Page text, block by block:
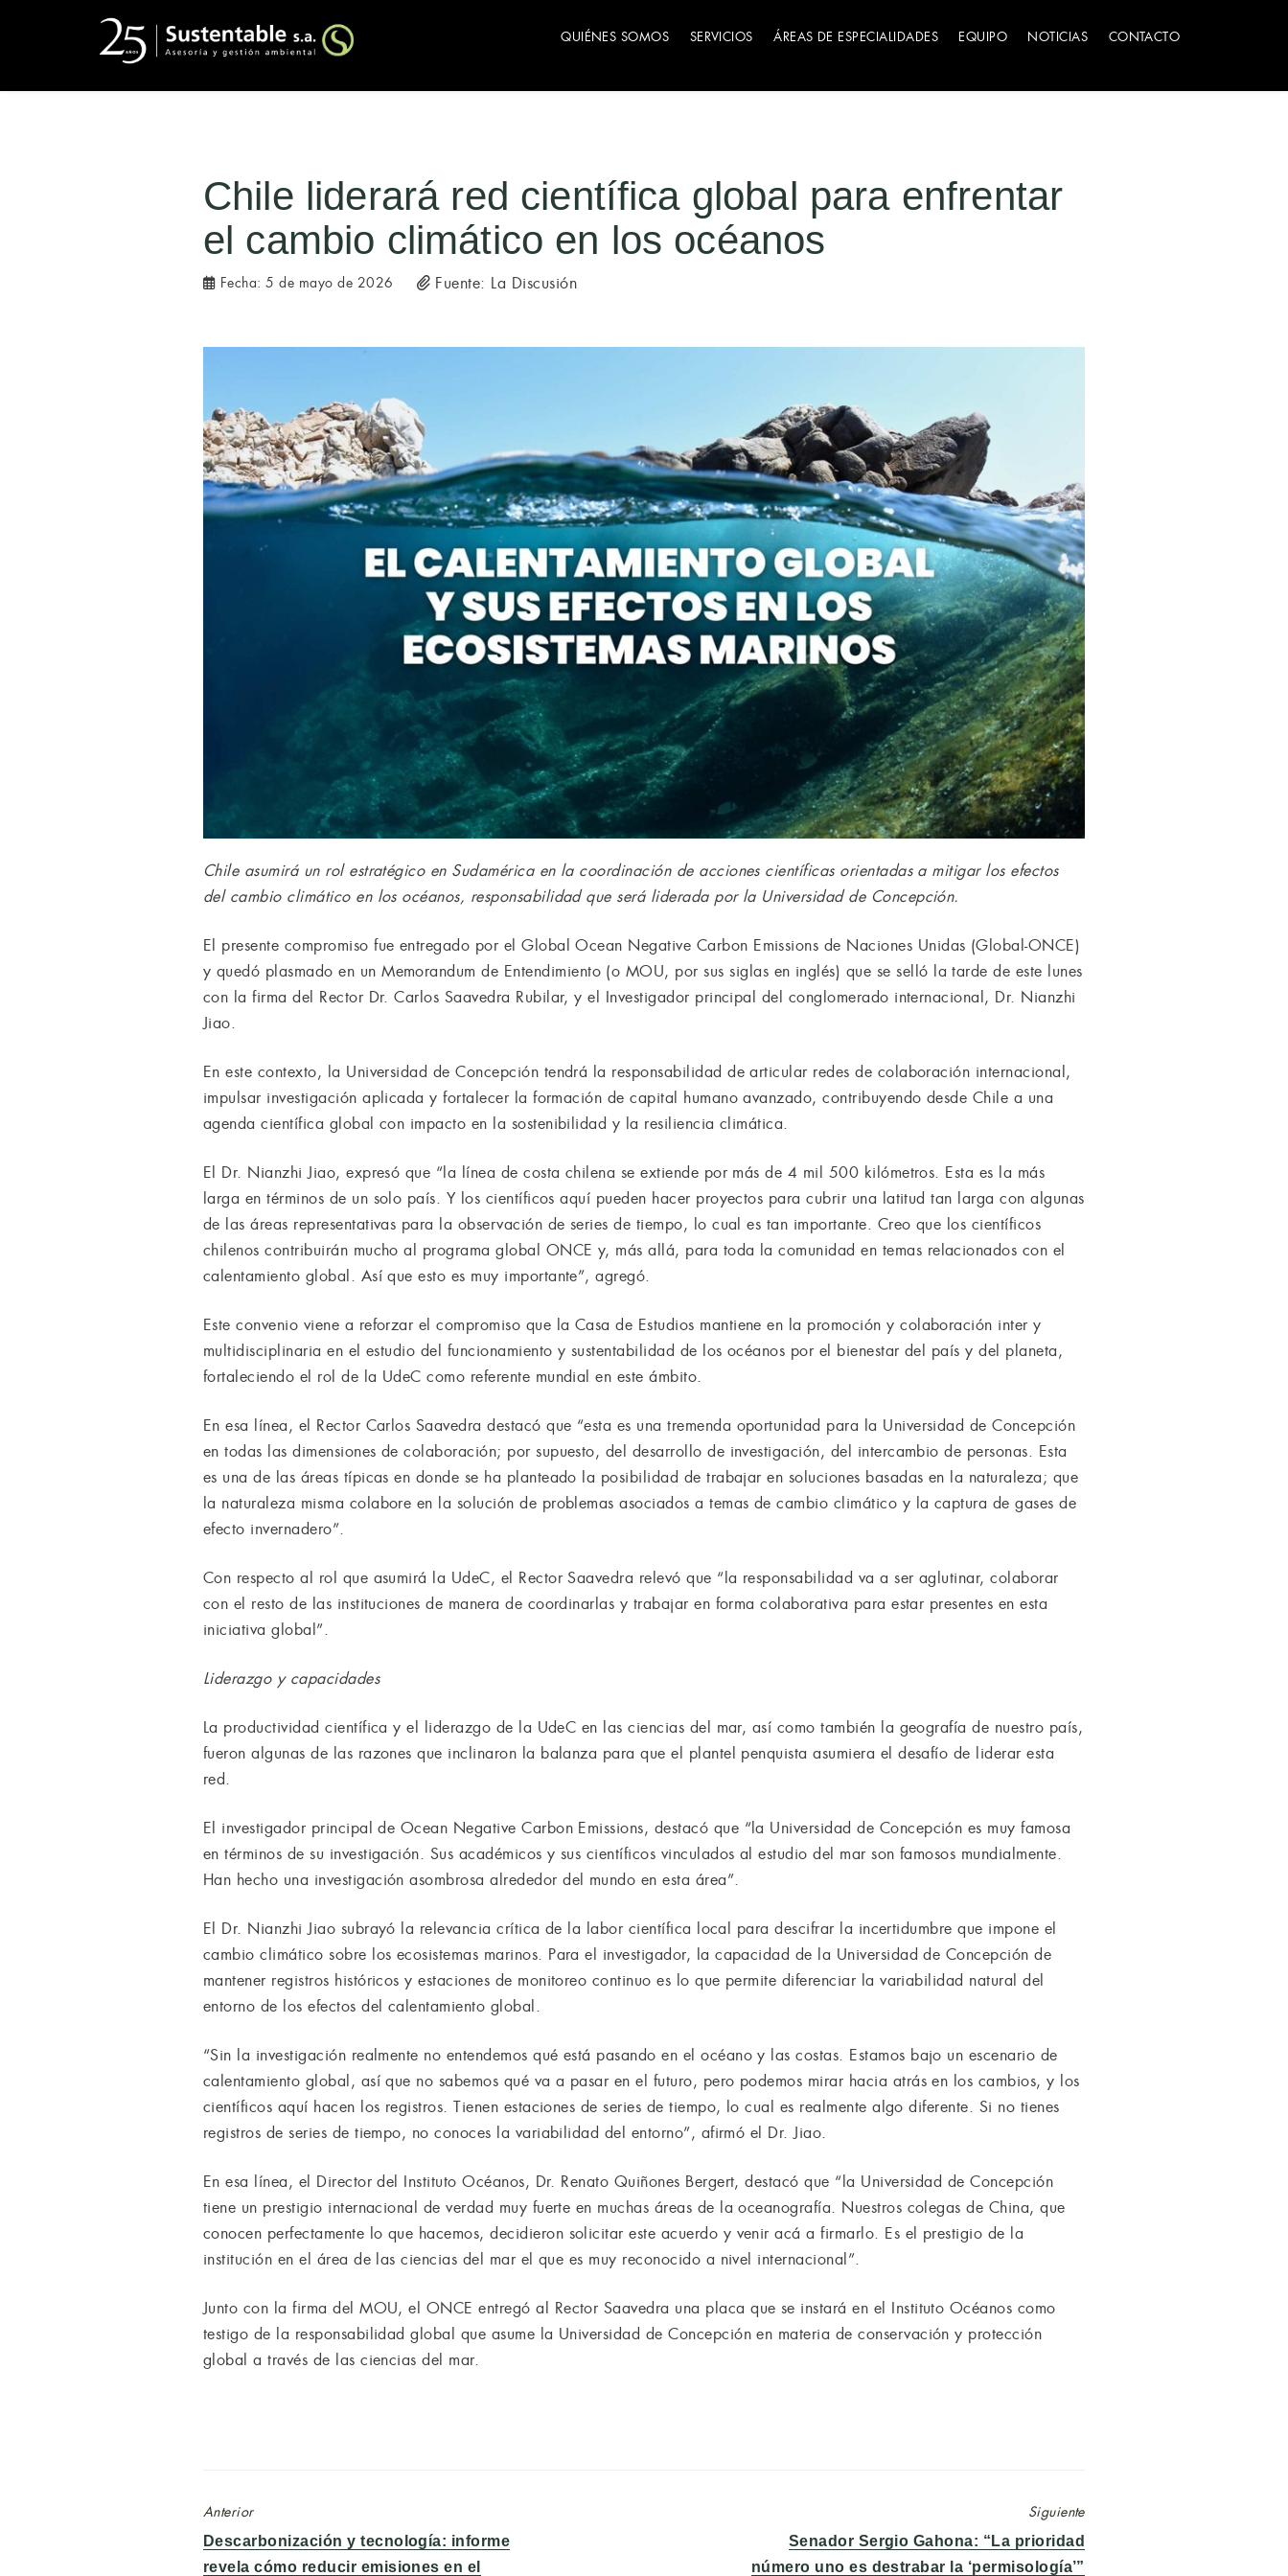
QUIÉNES SOMOS SERVICIOS ÁREAS DE ESPECIALIDADES EQUIPO NOTICIAS CONTACTO
Chile liderará red científica global para enfrentar
el cambio climático en los océanos
Fecha:5 de mayo de 2026 Fuente: La Discusión
Chile asumirá un rol estratégico en Sudamérica en la coordinación de acciones científicas orientadas a mitigar los efectos
del cambio climático en los océanos, responsabilidad que será liderada por la Universidad de Concepción.
El presente compromiso fue entregado por el Global Ocean Negative Carbon Emissions de Naciones Unidas (Global-ONCE)
y quedó plasmado en un Memorandum de Entendimiento (o MOU, por sus siglas en inglés) que se selló la tarde de este lunes
con la firma del Rector Dr. Carlos Saavedra Rubilar, y el Investigador principal del conglomerado internacional, Dr. Nianzhi
Jiao.
En este contexto, la Universidad de Concepción tendrá la responsabilidad de articular redes de colaboración internacional,
impulsar investigación aplicada y fortalecer la formación de capital humano avanzado, contribuyendo desde Chile a una
agenda científica global con impacto en la sostenibilidad y la resiliencia climática.
El Dr. Nianzhi Jiao, expresó que “la línea de costa chilena se extiende por más de 4 mil 500 kilómetros. Esta es la más
larga en términos de un solo país. Y los científicos aquí pueden hacer proyectos para cubrir una latitud tan larga con algunas
de las áreas representativas para la observación de series de tiempo, lo cual es tan importante. Creo que los científicos
chilenos contribuirán mucho al programa global ONCE y, más allá, para toda la comunidad en temas relacionados con el
calentamiento global. Así que esto es muy importante”, agregó.
Este convenio viene a reforzar el compromiso que la Casa de Estudios mantiene en la promoción y colaboración inter y
multidisciplinaria en el estudio del funcionamiento y sustentabilidad de los océanos por el bienestar del país y del planeta,
fortaleciendo el rol de la UdeC como referente mundial en este ámbito.
En esa línea, el Rector Carlos Saavedra destacó que “esta es una tremenda oportunidad para la Universidad de Concepción
en todas las dimensiones de colaboración; por supuesto, del desarrollo de investigación, del intercambio de personas. Esta
es una de las áreas típicas en donde se ha planteado la posibilidad de trabajar en soluciones basadas en la naturaleza; que
la naturaleza misma colabore en la solución de problemas asociados a temas de cambio climático y la captura de gases de
efecto invernadero”.
Con respecto al rol que asumirá la UdeC, el Rector Saavedra relevó que “la responsabilidad va a ser aglutinar, colaborar
con el resto de las instituciones de manera de coordinarlas y trabajar en forma colaborativa para estar presentes en esta
iniciativa global”.
Liderazgo y capacidades
La productividad científica y el liderazgo de la UdeC en las ciencias del mar, así como también la geografía de nuestro país,
fueron algunas de las razones que inclinaron la balanza para que el plantel penquista asumiera el desafío de liderar esta
red.
El investigador principal de Ocean Negative Carbon Emissions, destacó que “la Universidad de Concepción es muy famosa
en términos de su investigación. Sus académicos y sus científicos vinculados al estudio del mar son famosos mundialmente.
Han hecho una investigación asombrosa alrededor del mundo en esta área”.
El Dr. Nianzhi Jiao subrayó la relevancia crítica de la labor científica local para descifrar la incertidumbre que impone el
cambio climático sobre los ecosistemas marinos. Para el investigador, la capacidad de la Universidad de Concepción de
mantener registros históricos y estaciones de monitoreo continuo es lo que permite diferenciar la variabilidad natural del
entorno de los efectos del calentamiento global.
“Sin la investigación realmente no entendemos qué está pasando en el océano y las costas. Estamos bajo un escenario de
calentamiento global, así que no sabemos qué va a pasar en el futuro, pero podemos mirar hacia atrás en los cambios, y los
científicos aquí hacen los registros. Tienen estaciones de series de tiempo, lo cual es realmente algo diferente. Si no tienes
registros de series de tiempo, no conoces la variabilidad del entorno”, afirmó el Dr. Jiao.
En esa línea, el Director del Instituto Océanos, Dr. Renato Quiñones Bergert, destacó que “la Universidad de Concepción
tiene un prestigio internacional de verdad muy fuerte en muchas áreas de la oceanografía. Nuestros colegas de China, que
conocen perfectamente lo que hacemos, decidieron solicitar este acuerdo y venir acá a firmarlo. Es el prestigio de la
institución en el área de las ciencias del mar el que es muy reconocido a nivel internacional”.
Junto con la firma del MOU, el ONCE entregó al Rector Saavedra una placa que se instará en el Instituto Océanos como
testigo de la responsabilidad global que asume la Universidad de Concepción en materia de conservación y protección
global a través de las ciencias del mar.
Anterior
Entrada
anterior:
Descarbonización y tecnología: informe
revela cómo reducir emisiones en el
Siguiente
Entrada
siguiente:
Senador Sergio Gahona: “La prioridad
número uno es destrabar la ‘permisología’”